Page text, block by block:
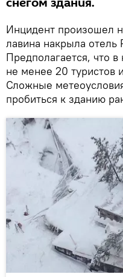
Инцидент произошел
лавина накрыла
Предполагается, что
не менее 20 туристов
Сложные
пробиться к зданию